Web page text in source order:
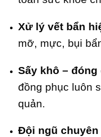
Xử lý vết bẩn
mỡ, mực, bụi
Sấy khô –
đồng phục luôn
quản.
Đội ngũ chuyên